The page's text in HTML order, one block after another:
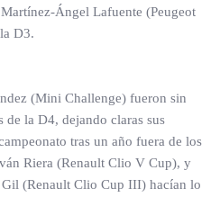
Ángel Lafuente (Peugeot
D3.
(Mini Challenge) fueron sin
de la D4, dejando claras sus
tras un año fuera de los
Riera (Renault Clio V Cup), y
(Renault Clio Cup III) hacían lo